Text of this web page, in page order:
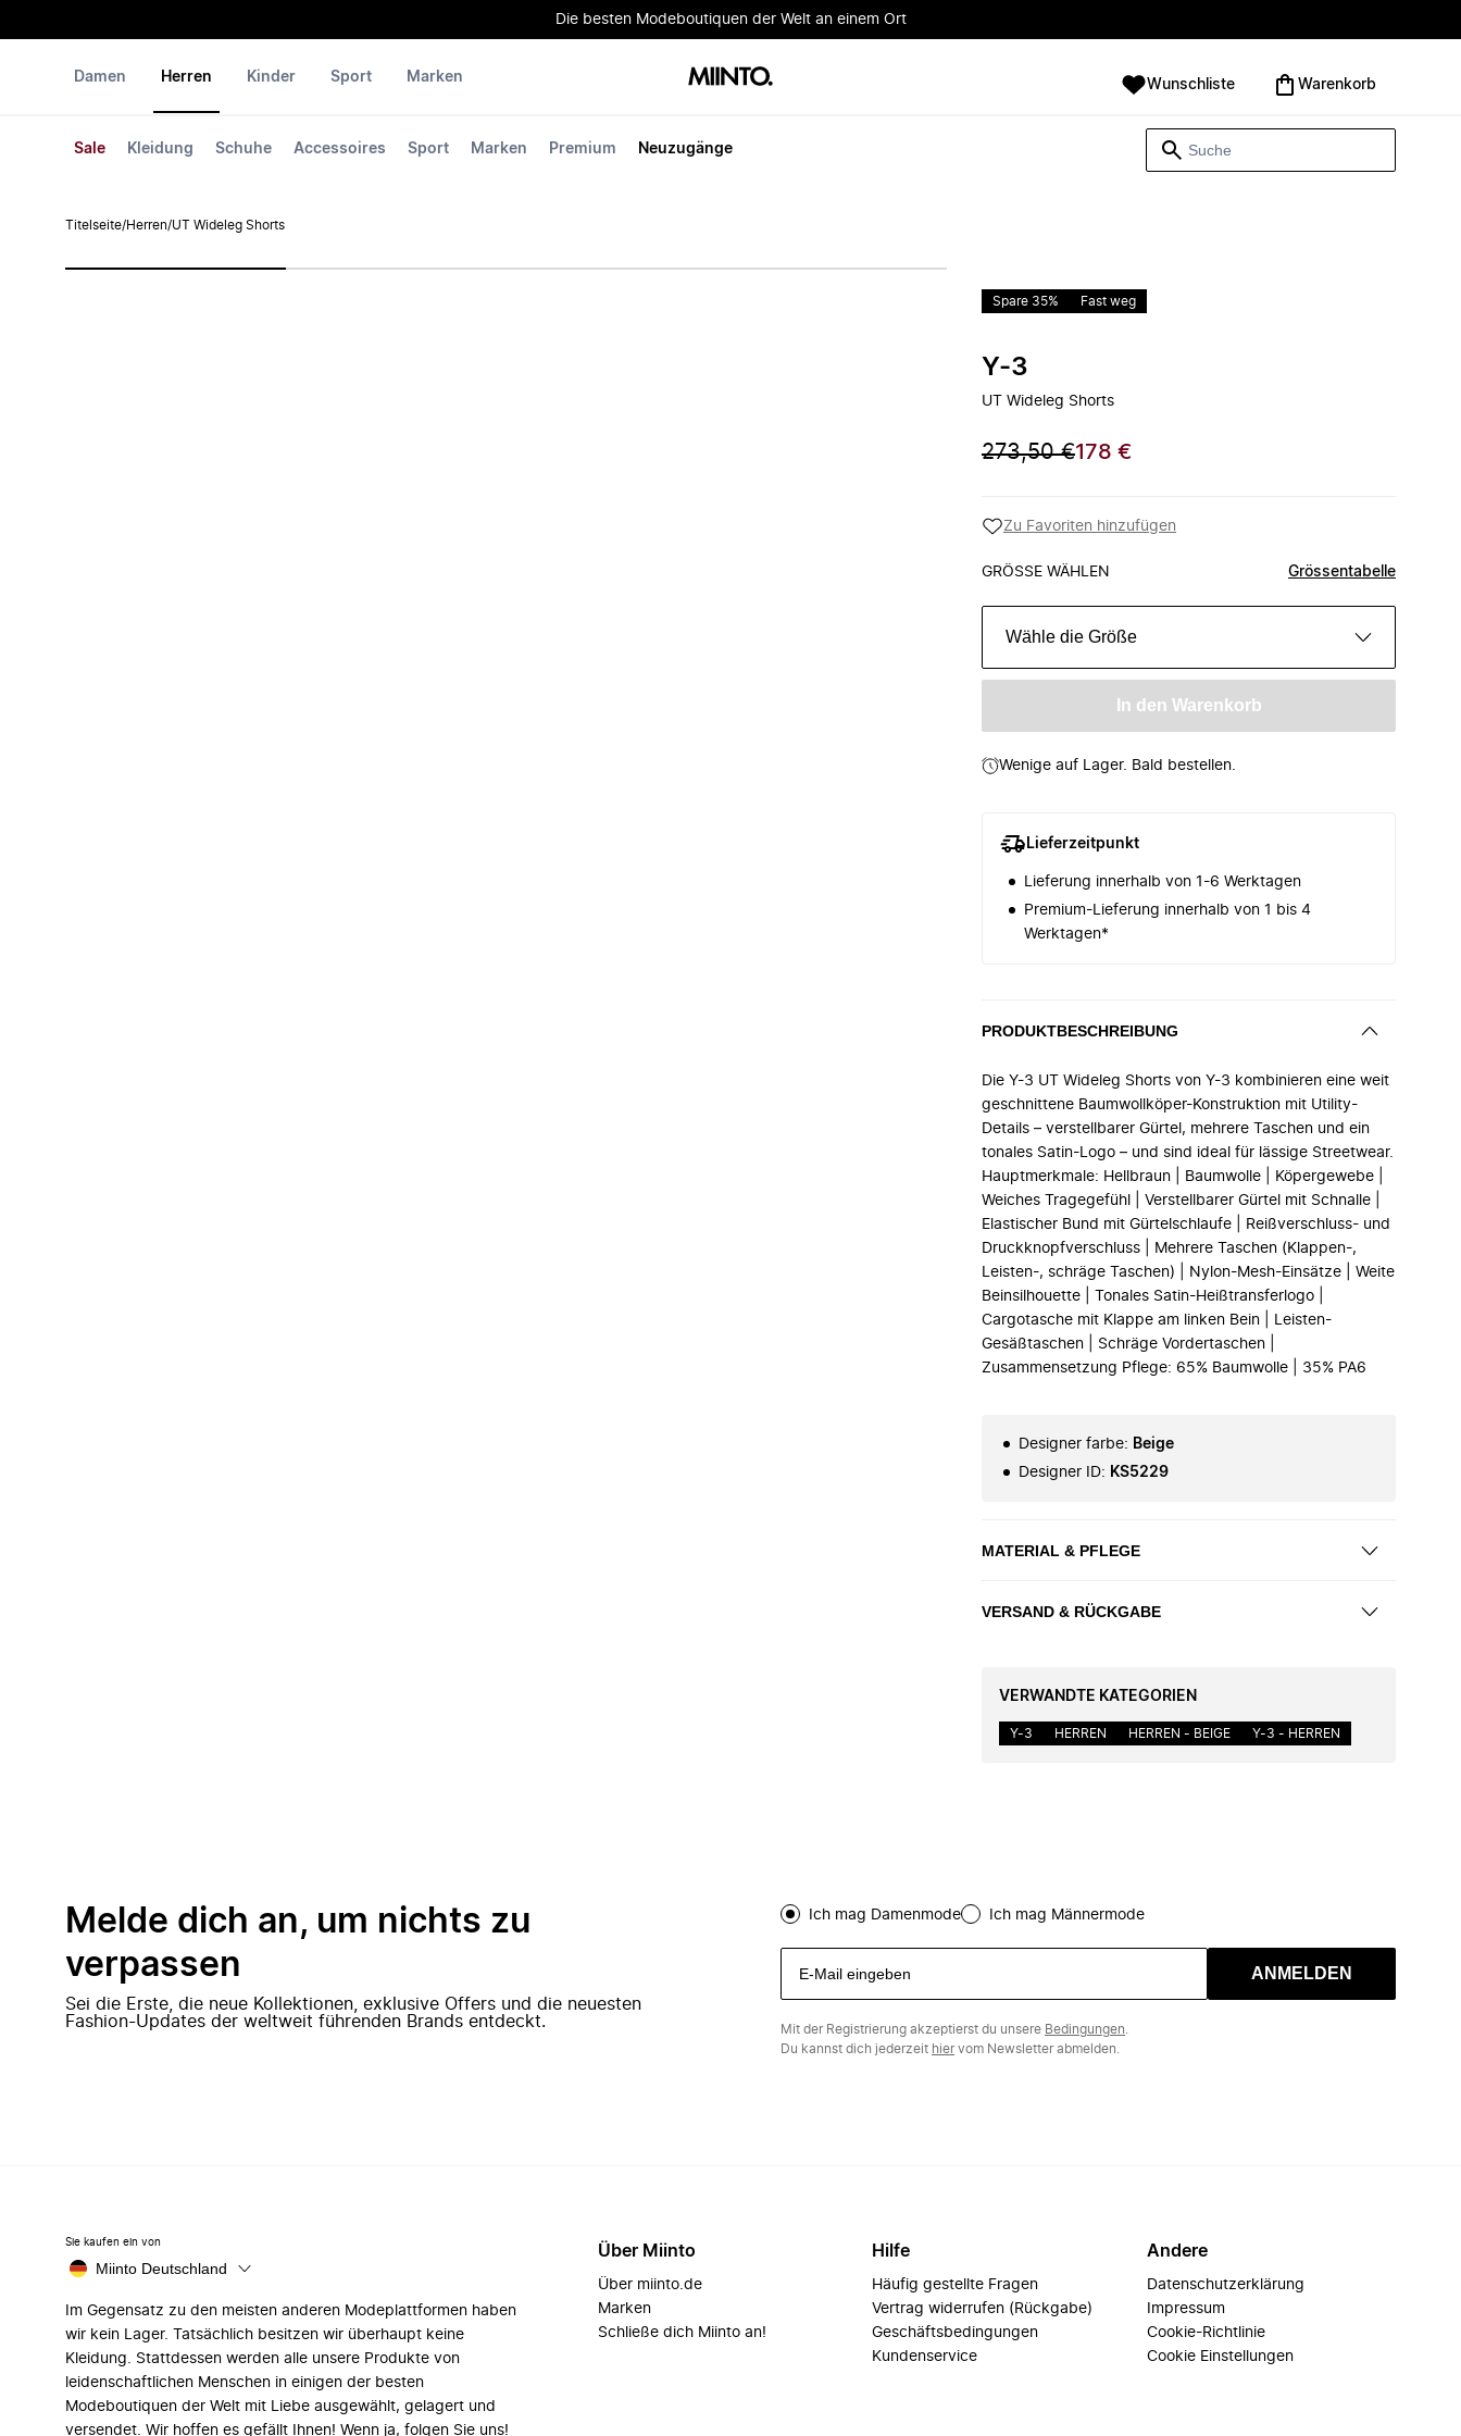
Die besten Modeboutiquen der Welt an einem Ort
Damen Herren
Sale Kleidung Schuhe Accessoires Sport Marken Premium Neuzugänge
Kinder Sport Marken Wunschliste Warenkorb
Titelseite/Herren/UT Wideleg Shorts
Spare 35% Fast weg
Y-3
UT Wideleg Shorts
273,50 €178 €
Zu Favoriten hinzufügen
GRÖSSE WÄHLEN Grössentabelle
Wähle die Größe
In den Warenkorb
Wenige auf Lager. Bald bestellen.
Lieferzeitpunkt
Lieferung innerhalb von 1-6 Werktagen
Premium-Lieferung innerhalb von 1 bis 4
Werktagen*
PRODUKTBESCHREIBUNG
Die Y-3 UT Wideleg Shorts von Y-3 kombinieren eine weit
geschnittene Baumwollköper-Konstruktion mit Utility-
Details – verstellbarer Gürtel, mehrere Taschen und ein
tonales Satin-Logo – und sind ideal für lässige Streetwear.
Hauptmerkmale: Hellbraun | Baumwolle | Köpergewebe |
Weiches Tragegefühl | Verstellbarer Gürtel mit Schnalle |
Elastischer Bund mit Gürtelschlaufe | Reißverschluss- und
Druckknopfverschluss | Mehrere Taschen (Klappen-,
Leisten-, schräge Taschen) | Nylon-Mesh-Einsätze | Weite
Beinsilhouette | Tonales Satin-Heißtransferlogo |
Cargotasche mit Klappe am linken Bein | Leisten-
Gesäßtaschen | Schräge Vordertaschen |
Zusammensetzung Pflege: 65% Baumwolle | 35% PA6
Designer farbe: Beige
Designer ID: KS5229
MATERIAL & PFLEGE
VERSAND & RÜCKGABE
VERWANDTE KATEGORIEN
Y-3 HERREN HERREN - BEIGE Y-3 - HERREN
Melde dich an, um nichts zu
verpassen
Sei die Erste, die neue Kollektionen, exklusive Offers und die neuesten
Fashion-Updates der weltweit führenden Brands entdeckt.
Ich mag Damenmode Ich mag Männermode
ANMELDEN
Mit der Registrierung akzeptierst du unsere Bedingungen
Du kannst dich jederzeit hiervom Newsletter abmelden.
Sie kaufen ein von
Miinto Deutschland
Im Gegensatz zu den meisten anderen Modeplattformen haben
wir kein Lager. Tatsächlich besitzen wir überhaupt keine
Kleidung. Stattdessen werden alle unsere Produkte von
leidenschaftlichen Menschen in einigen der besten
Modeboutiquen der Welt mit Liebe ausgewählt, gelagert und
versendet. Wir hoffen es gefällt Ihnen! Wenn ja, folgen Sie uns!
Über Miinto
Über miinto.de
Marken
Schließe dich Miinto an!
Hilfe
Häufig gestellte Fragen
Vertrag widerrufen (Rückgabe)
Geschäftsbedingungen
Kundenservice
Andere
Datenschutzerklärung
Impressum
Cookie-Richtlinie
Cookie Einstellungen